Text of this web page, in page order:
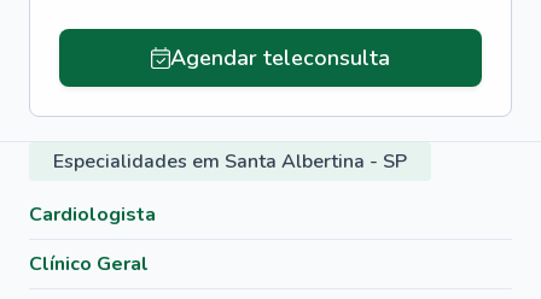
Agendar teleconsulta
Especialidades em Santa Albertina - SP
Cardiologista
Clínico Geral